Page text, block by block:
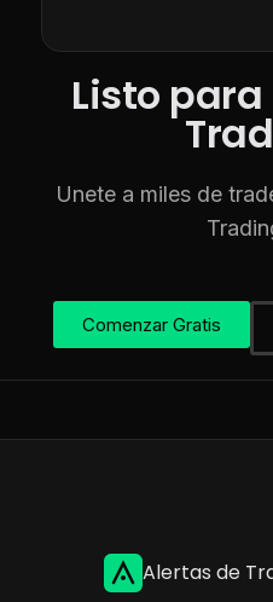
Listo
Unete a miles de
Comenzar Gratis
Alertas de